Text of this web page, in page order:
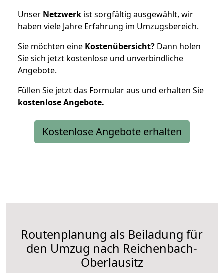
Unser Netzwerk ist sorgfältig ausgewählt, wir
haben viele Jahre Erfahrung im Umzugsbereich.
Sie möchten eine Kostenübersicht? Dann holen
Sie sich jetzt kostenlose und unverbindliche
Angebote.
Füllen Sie jetzt das Formular aus und erhalten Sie
kostenloseAngebote.
Kostenlose Angebote erhalten
Routenplanung als Beiladung für
den Umzug nach Reichenbach-
Oberlausitz